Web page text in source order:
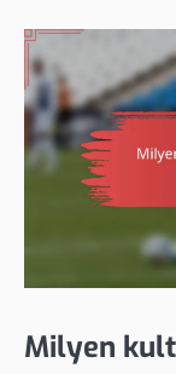
Milyen